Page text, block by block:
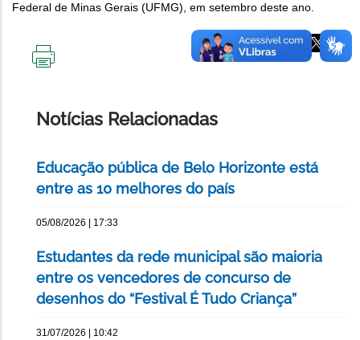
Federal de Minas Gerais (UFMG), em setembro deste ano.
Notícias Relacionadas
Educação pública de Belo Horizonte está
entre as 10 melhores do país
05/08/2026 | 17:33
Estudantes da rede municipal são maioria
entre os vencedores de concurso de
desenhos do “Festival É Tudo Criança”
31/07/2026 | 10:42